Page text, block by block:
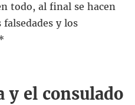
todo, al final se hacen
y los
y el consulado